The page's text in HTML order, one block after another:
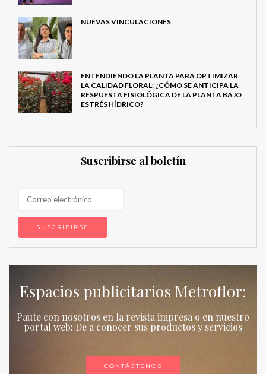
NUEVAS VINCULACIONES
ENTENDIENDO LA PLANTA PARA OPTIMIZAR
LA CALIDAD FLORAL: ¿CÓMO SE ANTICIPA LA
RESPUESTA FISIOLÓGICA DE LA PLANTA BAJO
ESTRÉS HÍDRICO?
Suscribirse al boletín
Espacios publicitarios Metroflor:
Paute con nosotros en la revista impresa o en nuestro
portal web: De a conocer sus productos y servicios
CONTÁCTENOS